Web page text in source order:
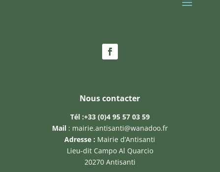
Nous contacter
Tél :+33 (0)4 95 57 03 59
Mail: mairie.antisanti@wanadoo.fr
Adresse : Mairie d’Antisanti
Lieu-dit Campo Al Quarcio
20270 Antisanti